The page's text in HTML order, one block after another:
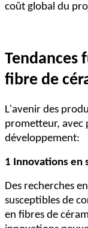
coût global du
Tendances
fibre de
L'avenir des
prometteur, avec
développement:
1 Innovations en
Des recherches
susceptibles de
en fibres de